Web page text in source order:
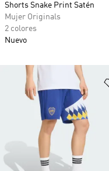
Shorts Snake Print Satén
Mujer Originals
2 colores
Nuevo